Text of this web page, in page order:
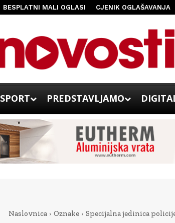
BESPLATNI MALI OGLASI CJENIK OGLAŠAVANJA
SPORT PREDSTAVLJAMO
Naslovnica Oznake Specijalna jedinica